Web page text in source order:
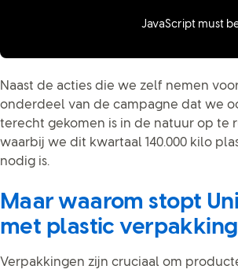
JavaScript must
Naast de acties die we zelf nemen
onderdeel van de campagne dat we
terecht gekomen is in de natuur op te
waarbij we dit kwartaal 140.000 kilo
nodig is.
Maar waarom stopt
met plastic
Verpakkingen zijn cruciaal om